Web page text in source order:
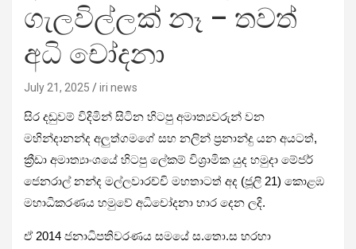
ගැලවිල්ලක් නෑ – තවත්
අධි චෝදනා
July 21, 2025 iri news
සිර දඬුවම් විදිමින් සිටින හිටපු අමාත්‍යවරුන් වන
මහින්දානන්ද අලුත්ගමගේ සහ නලින් ප්‍රනාන්දු යන අයටත්,
ක්‍රීඩා අමාත්‍යාංශයේ හිටපු ලේකම් විශ්‍රාමික යුද හමුදා මේජර්
ජෙනරාල් නන්ද මල්ලවාරච්චි මහතාටත් අද (ජූලි 21) කොළඹ
මහාධිකරණය හමුවේ අධිචෝදනා භාර දෙන ලදි.
ඒ 2014 ජනාධිපතිවරණය සමයේ ස.තො.ස හරහා